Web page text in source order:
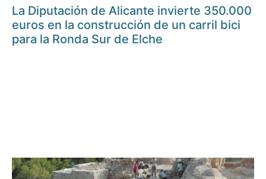
La Diputación de Alicante invierte 350.000
euros en la construcción de un carril bici
para la Ronda Sur de Elche